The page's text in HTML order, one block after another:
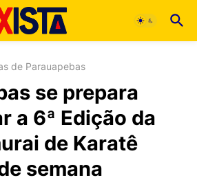
de Parauapebas
se prepara
a 6ª Edição da
de Karatê
semana